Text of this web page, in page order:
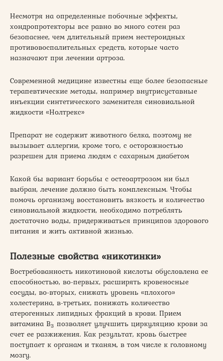
Несмотря на определенные побочные эффекты,
хондропротекторы все равно во много сотен раз
безопаснее, чем длительный прием нестероидных
противовоспалительных средств, которые часто
назначают при лечении артроза.
Современной медицине известны еще более безопасные
терапевтические методы, например внутрисуставные
инъекции синтетического заменителя синовиальной
жидкости «Нолтрекс»
Препарат не содержит животного белка, поэтому не
вызывает аллергии, кроме того, с осторожностью
разрешен для приема людям с сахарным диабетом
Какой бы вариант борьбы с остеоартрозом ни был
выбран, лечение должно быть комплексным. Чтобы
помочь организму восстановить вязкость и количество
синовиальной жидкости, необходимо потреблять
достаточно воды, придерживаться принципов здорового
питания и жить активной жизнью.
Полезные свойства «никотинки»
Востребованность никотиновой кислоты обусловлена ее
способностью, во-первых, расширять кровеносные
сосуды, во-вторых, снижать уровень «плохого»
холестерина, в-третьих, понижать количество
атерогенных липидных фракций в крови. Прием
витамина В3 позволяет улучшить циркуляцию крови за
счет ее разжижения. Как результат, кровь быстрее
поступает к органам и тканям, в том числе к головному
мозгу.